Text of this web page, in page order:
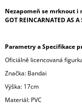
Nezapomeň se mrknout i
GOT REINCARNATED AS A
Parametry a Specifikace
Oficiálně licencovaná
Značka: Bandai
Výška: 17cm
Materiál: PVC